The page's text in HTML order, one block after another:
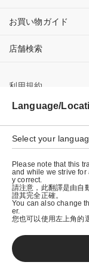
お買い物ガイド
店舗検索
利用規約
プライバシーポリシ
特定商取引法に基づ
会社概要
Language/
Select your
Please note that this
and while we strive for
y correct.
請注意，此翻譯是由自
證其完全正確。
You can also change
er.
您也可以使用左上角的